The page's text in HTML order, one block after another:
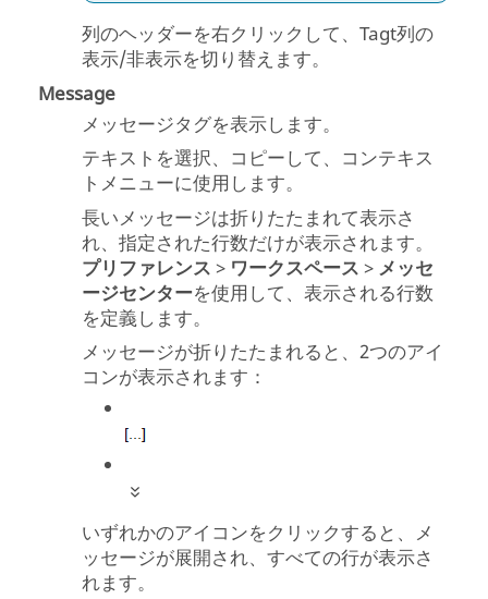
列のヘッダーを右クリックして、Tagt列の
表示/非表示を切り替えます。
Message
メッセージタグを表示します。
テキストを選択、コピーして、コンテキス
トメニューに使用します。
長いメッセージは折りたたまれて表示さ
れ、指定された行数だけが表示されます。
プリファレンス > ワークスペース > メッセ
ージセンターを使用して、表示される行数
を定義します。
メッセージが折りたたまれると、2つのアイ
コンが表示されます：
いずれかのアイコンをクリックすると、メ
ッセージが展開され、すべての行が表示さ
れます。